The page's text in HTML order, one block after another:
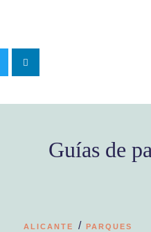
Guías de
ALICANTE / PARQUES